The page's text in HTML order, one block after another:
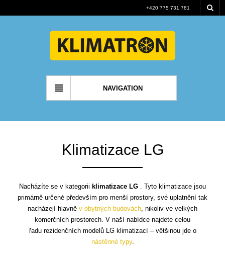
+420 775 731 781
NAVIGATION
Klimatizace LG
Nacházíte se v kategorii klimatizace LG . Tyto klimatizace jsou
primárně určené především pro menší prostory, své uplatnění tak
nacházejí hlavně v obytných budovách, nikoliv ve velkých
komerčních prostorech. V naší nabídce najdete celou
řadu rezidenčních modelů LG klimatizací – většinou jde o
nástěnné typy.